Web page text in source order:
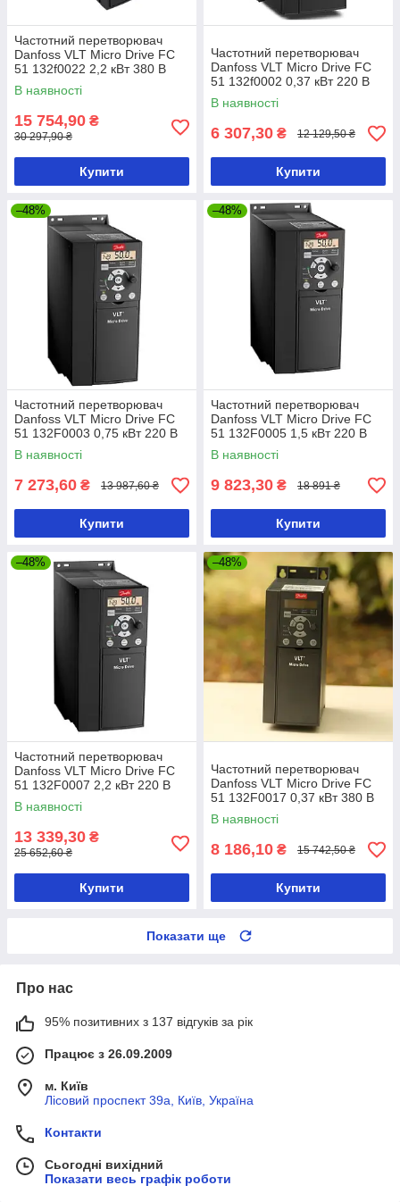
Частотний перетворювач
Danfoss VLT Micro Drive FC
51 132f0022 2,2 кВт 380 В
В наявності
15 754,90 ₴
30 297,90 ₴
Купити
Частотний перетворювач
Danfoss VLT Micro Drive FC
51 132f0002 0,37 кВт 220 В
В наявності
6 307,30 ₴ 12 129,50 ₴
Купити
–48%
Частотний перетворювач
Danfoss VLT Micro Drive FC
51 132F0003 0,75 кВт 220 В
В наявності
7 273,60 ₴ 13 987,60 ₴
Купити
–48%
Частотний перетворювач
Danfoss VLT Micro Drive FC
51 132F0005 1,5 кВт 220 В
В наявності
9 823,30 ₴ 18 891 ₴
Купити
–48%
Частотний перетворювач
Danfoss VLT Micro Drive FC
51 132F0007 2,2 кВт 220 В
В наявності
13 339,30 ₴
25 652,60 ₴
Купити
–48%
Частотний перетворювач
Danfoss VLT Micro Drive FC
51 132F0017 0,37 кВт 380 В
В наявності
8 186,10 ₴ 15 742,50 ₴
Купити
Показати ще
Про нас
95% позитивних з 137 відгуків за рік
Працює з 26.09.2009
м. Київ
Лісовий проспект 39а, Київ, Україна
Контакти
Сьогодні вихідний
Показати весь графік роботи